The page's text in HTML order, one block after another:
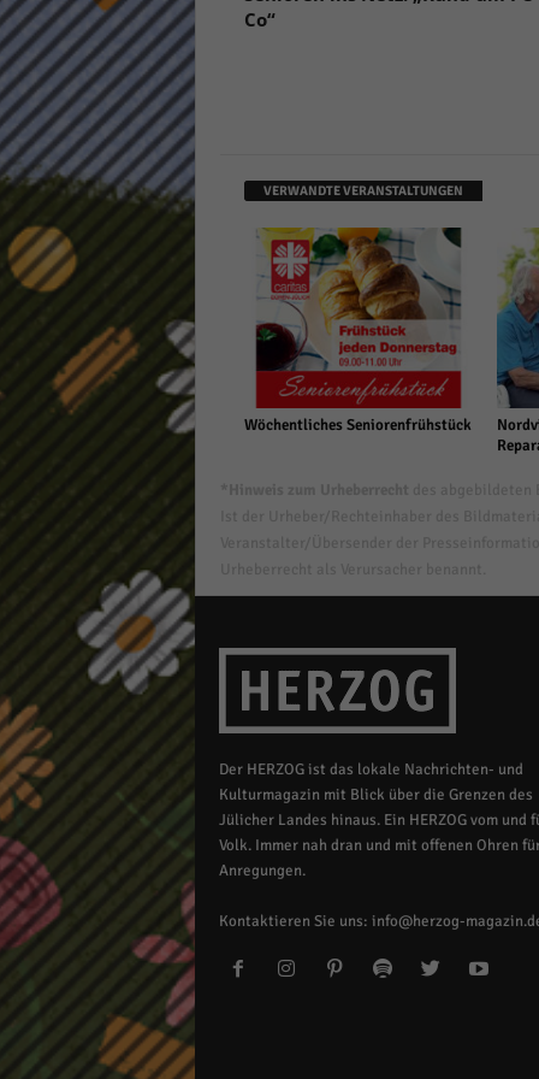
Co“
VERWANDTE VERANSTALTUNGEN
Wöchentliches Seniorenfrühstück
Der HERZOG ist das lokale Nachrichten- und
Kulturmagazin mit Blick über die Grenzen des
Jülicher Landes hinaus. Ein HERZOG vom und
Volk. Immer nah dran und mit offenen Ohren
Anregungen.
Kontaktieren Sie uns: info@herzog-